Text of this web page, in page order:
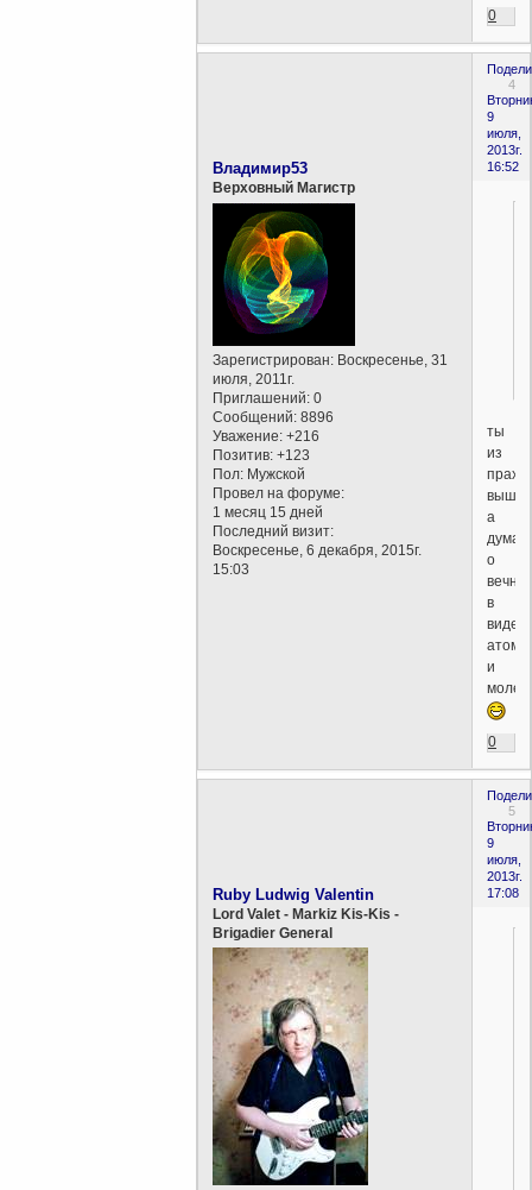
0
4
9
июля,
2013г.
16:52
Владимир53
Верховный Магистр
Зарегистрирован: Воскресенье, 31
июля, 2011г.
Приглашений: 0
Сообщений: 8896
Уважение: +216
Позитив: +123
Пол: Мужской
Провел на форуме:
1 месяц 15 дней
Последний визит:
Воскресенье, 6 декабря, 2015г.
15:03
ты
из
праха
а
о
в
виде
и
0
5
9
июля,
2013г.
17:08
Ruby Ludwig Valentin
Lord Valet - Markiz Kis-Kis -
Brigadier General